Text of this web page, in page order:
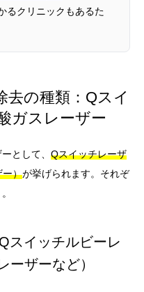
るクリニックもあるた
去の種類：Qスイ
ガスレーザー
として、 Qスイッチレーザ
ー）が挙げられます。それぞ
スイッチルビーレ
ーザーなど）